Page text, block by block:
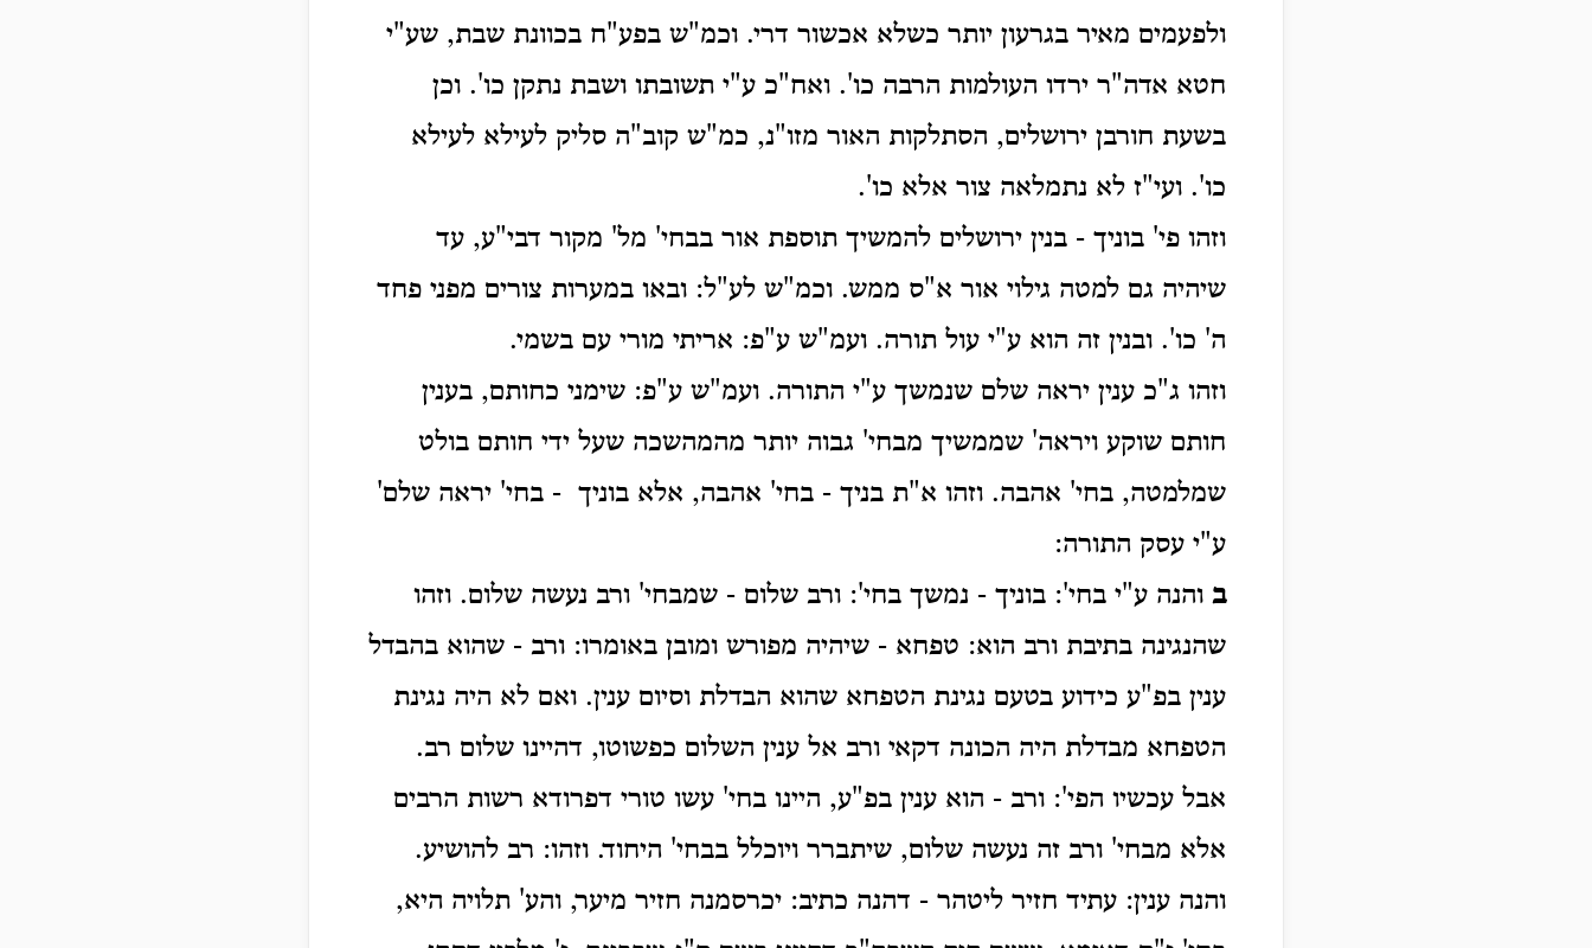
ולפעמים מאיר בגרעון יותר כשלא אכשור דרי. וכמ"ש בפע"ח בכוונת שבת, שע"י
חטא אדה"ר ירדו העולמות הרבה כו'. ואח"כ ע"י תשובתו ושבת נתקן כו'. וכן
בשעת חורבן ירושלים, הסתלקות האור מזו"נ, כמ"ש קוב"ה סליק לעילא לעילא
כו'. ועי"ז לא נתמלאה צור אלא כו'.
וזהו פי' בוניך - בנין ירושלים להמשיך תוספת אור בבחי' מל' מקור דבי"ע, עד
שיהיה גם למטה גילוי אור א"ס ממש. וכמ"ש לע"ל: ובאו במערות צורים מפני פחד
ה' כו'. ובנין זה הוא ע"י עול תורה. ועמ"ש ע"פ: אריתי מורי עם בשמי.
וזהו ג"כ ענין יראה שלם שנמשך ע"י התורה. ועמ"ש ע"פ: שימני כחותם, בענין
חותם שוקע ויראה' שממשיך מבחי' גבוה יותר מהמהשכה שעל ידי חותם בולט
שמלמטה, בחי' אהבה. וזהו א"ת בניך - בחי' אהבה, אלא בוניך - בחי' יראה שלם'
ע"י עסק התורה:
ב והנה ע"י בחי': בוניך - נמשך בחי': ורב שלום - שמבחי' ורב נעשה שלום. וזהו
שהנגינה בתיבת ורב הוא: טפחא - שיהיה מפורש ומובן באומרו: ורב - שהוא בהבדל
ענין בפ"ע כידוע בטעם נגינת הטפחא שהוא הבדלת וסיום ענין. ואם לא היה נגינת
הטפחא מבדלת היה הכונה דקאי ורב אל ענין השלום כפשוטו, דהיינו שלום רב.
אבל עכשיו הפי': ורב - הוא ענין בפ"ע, היינו בחי' עשו טורי דפרודא רשות הרבים
אלא מבחי' ורב זה נעשה שלום, שיתברר ויוכלל בבחי' היחוד. וזהו: רב להושיע.
והנה ענין: עתיד חזיר ליטהר - דהנה כתיב: יכרסמנה חזיר מיער, והע' תלויה היא,